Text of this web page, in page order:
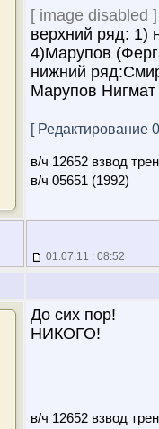
[ image disabled ]
верхний ряд: 1)
4)Марупов
нижний
Марупов
[ Редактирование
в/ч 12652 взвод
в/ч 05651 (1992)
01.07.11 : 08:52
До сих пор!
НИКОГО!
в/ч 12652 взвод